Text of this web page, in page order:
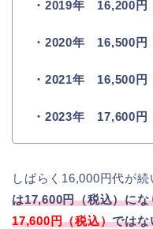
・2019年 16,200円
・2020年 16,500円
・2021年 16,500円
・2023年 17,600円
しばらく16,000円代が続
は17,600円（税込）に
17,600円（税込）ではな